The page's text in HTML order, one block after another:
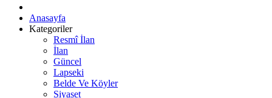
Anasayfa
Kategoriler
Resmî İlan
İlan
Güncel
Lapseki
Belde Ve Köyler
Siyaset